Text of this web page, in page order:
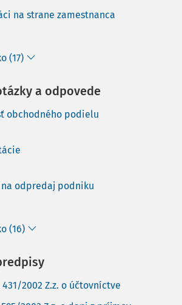
na strane zamestnanca
(17)
a odpovede
obchodného podielu
na odpredaj podniku
(16)
431/2002 Z.z. o účtovníctve